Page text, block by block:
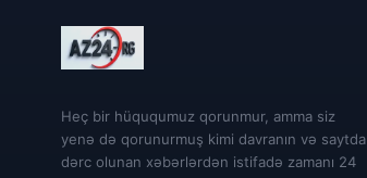
Heç bir hüququmuz qorunmur, amma siz
yenə də qorunurmuş kimi davranın və saytda
dərc olunan xəbərlərdən istifadə zamanı 24